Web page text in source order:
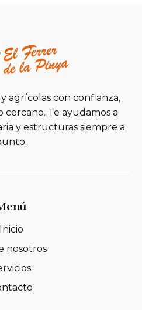
agrícolas con confianza,
Te ayudamos a
y estructuras siempre a
Inicio
nosotros